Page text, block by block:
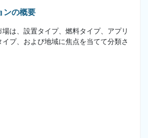
ンの概要
は、設置タイプ、燃料タイプ、アプリ
プ、および地域に焦点を当てて分類さ